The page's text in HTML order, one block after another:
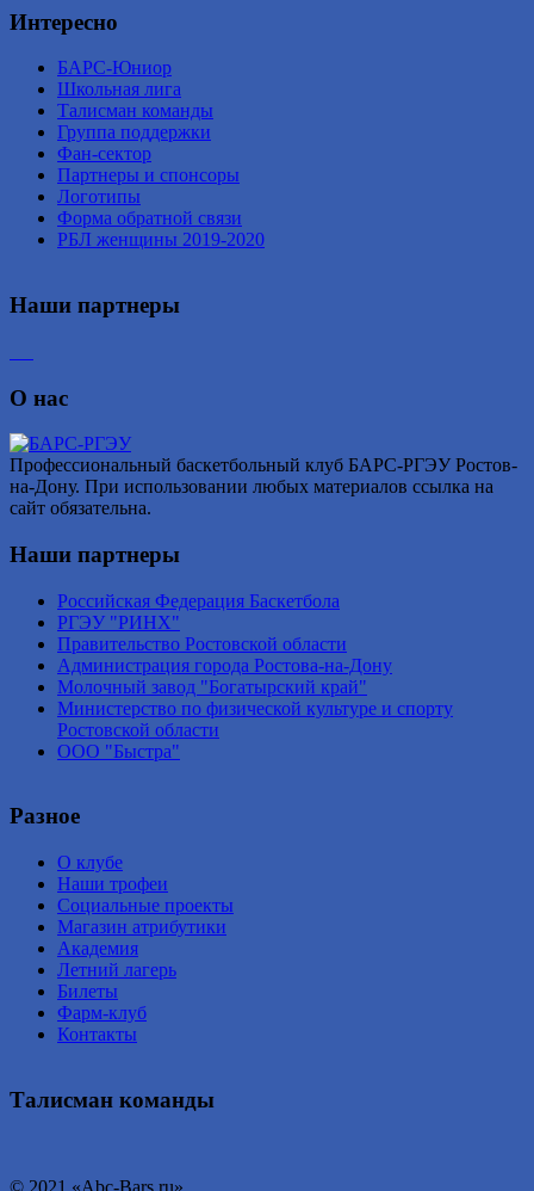
Интересно
БАРС-Юниор
Школьная лига
Талисман команды
Группа поддержки
Фан-сектор
Партнеры и спонсоры
Логотипы
Форма обратной связи
РБЛ женщины 2019-2020
Наши партнеры
О нас
Профессиональный баскетбольный клуб БАРС-РГЭУ Ростов-
на-Дону. При использовании любых материалов ссылка на
сайт обязательна.
Наши партнеры
Российская Федерация Баскетбола
РГЭУ "РИНХ"
Правительство Ростовской области
Администрация города Ростова-на-Дону
Молочный завод "Богатырский край"
Министерство по физической культуре и спорту
Ростовской области
ООО "Быстра"
Разное
О клубе
Наши трофеи
Социальные проекты
Магазин атрибутики
Академия
Летний лагерь
Билеты
Фарм-клуб
Контакты
Талисман команды
© 2021 «Abc-Bars.ru».